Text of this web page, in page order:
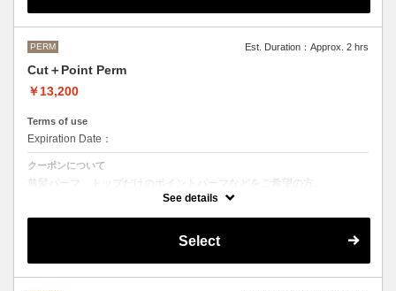
PERM Est. Duration：Approx. 2 hrs
Cut＋Point Perm
￥13,200
Terms of use
Expiration Date：
クーポンについて
前髪パーマ、トップだけのポイントパーマなどをご希望の方。
パーマのデザイン、髪の毛の長さにより施術時間、金額が前後すること
See details
Select